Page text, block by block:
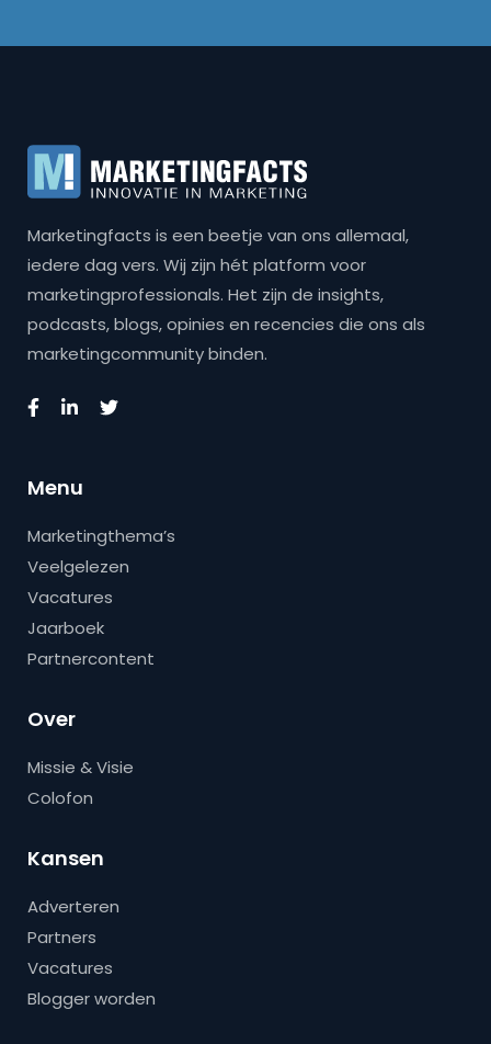
Marketingfacts is een beetje van ons allemaal,
iedere dag vers. Wij zijn hét platform voor
marketingprofessionals. Het zijn de insights,
podcasts, blogs, opinies en recencies die ons als
marketingcommunity binden.
Menu
Marketingthema’s
Veelgelezen
Vacatures
Jaarboek
Partnercontent
Over
Missie & Visie
Colofon
Kansen
Adverteren
Partners
Vacatures
Blogger worden